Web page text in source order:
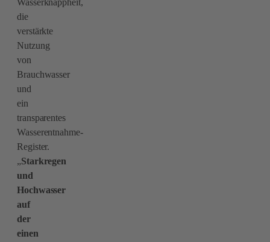
Wasserknappheit,
die
verstärkte
Nutzung
von
Brauchwasser
und
ein
transparentes
Wasserentnahme-
Register.
„Starkregen
und
Hochwasser
auf
der
einen